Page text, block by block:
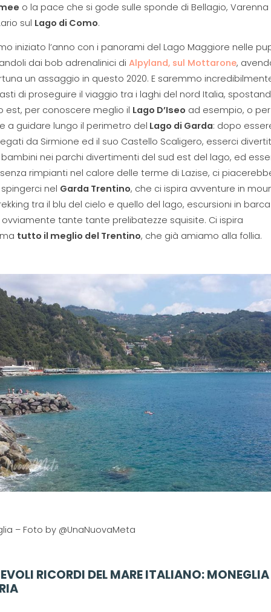
o la pace che si gode sulle sponde di Bellagio, Varenna
sul Lago di Como.
iniziato l’anno con i panorami del Lago Maggiore nelle
dai bob adrenalinici di Alpyland, sul Mottarone,
un assaggio in questo 2020. E saremmo
di proseguire il viaggio tra i laghi del nord Italia,
est, per conoscere meglio il Lago D’Iseo ad esempio, o per
a guidare lungo il perimetro del Lago di Garda: dopo
da Sirmione ed il suo Castello Scaligero, esserci
nei parchi divertimenti del sud est del lago, ed
rimpianti nel calore delle terme di Lazise, ci
nel Garda Trentino, che ci ispira avventure in
tra il blu del cielo e quello del lago, escursioni in
tante tante prelibatezze squisite. Ci ispira
tutto il meglio del Trentino, che già amiamo alla follia.
– Foto by @UnaNuovaMeta
RICORDI DEL MARE ITALIANO: MONEGLIA